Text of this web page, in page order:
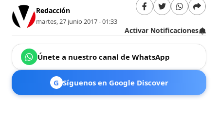
Redacción
martes, 27 junio 2017 - 01:33
Activar Notificaciones
Únete a nuestro canal de WhatsApp
G Síguenos en Google Discover